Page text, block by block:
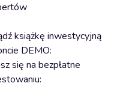
książkę inwestycyjną
DEMO:
się na bezpłatne